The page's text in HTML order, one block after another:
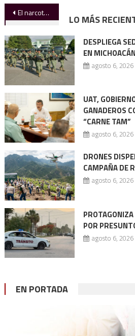
Navegación
de
entradas
El narcotráfico ya es negocio menor
LO MÁS
DESPLIEGA
EN MICHOACÁN
agosto 6, 2026
UAT,
GANADEROS
“CARNE TAM”
agosto 6, 2026
DRONES
CAMPAÑA DE
agosto 6, 2026
POR
agosto 6, 2026
EN PORTADA